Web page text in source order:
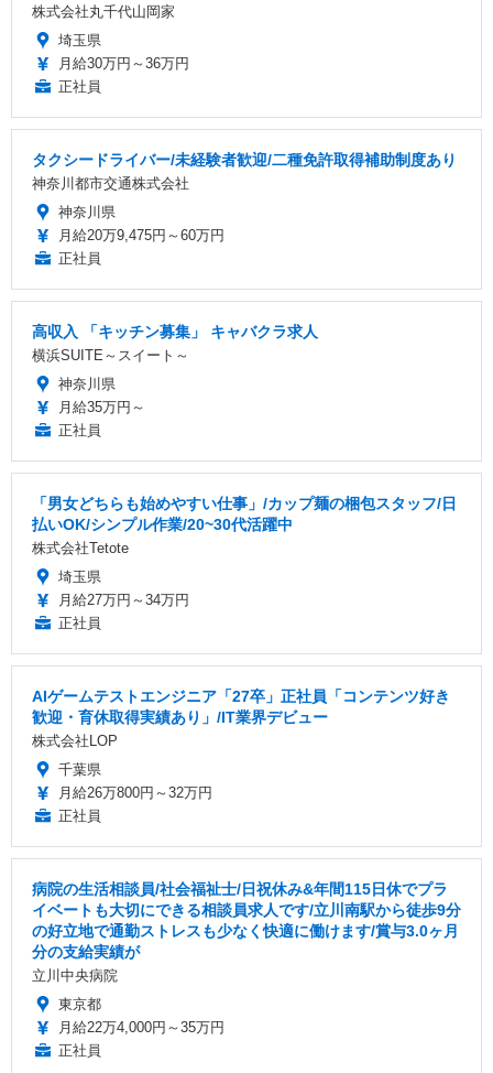
株式会社丸千代山岡家
埼玉県
月給30万円～36万円
正社員
タクシードライバー/未経験者歓迎/二種免許取得補助制度あり
神奈川都市交通株式会社
神奈川県
月給20万9,475円～60万円
正社員
高収入 「キッチン募集」 キャバクラ求人
横浜SUITE～スイート～
神奈川県
月給35万円～
正社員
「男女どちらも始めやすい仕事」/カップ麺の梱包スタッフ/日
払いOK/シンプル作業/20~30代活躍中
株式会社Tetote
埼玉県
月給27万円～34万円
正社員
AIゲームテストエンジニア「27卒」正社員「コンテンツ好き
歓迎・育休取得実績あり」/IT業界デビュー
株式会社LOP
千葉県
月給26万800円～32万円
正社員
病院の生活相談員/社会福祉士/日祝休み&年間115日休でプラ
イベートも大切にできる相談員求人です/立川南駅から徒歩9分
の好立地で通勤ストレスも少なく快適に働けます/賞与3.0ヶ月
分の支給実績が
立川中央病院
東京都
月給22万4,000円～35万円
正社員